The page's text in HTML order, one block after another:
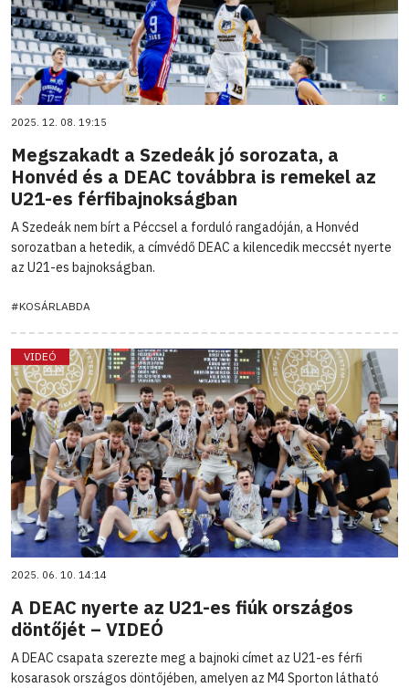
2025. 12. 08. 19:15
Megszakadt a Szedeák jó sorozata, a
Honvéd és a DEAC továbbra is remekel az
U21-es férfibajnokságban
A Szedeák nem bírt a Péccsel a forduló rangadóján, a Honvéd
sorozatban a hetedik, a címvédő DEAC a kilencedik meccsét nyerte
az U21-es bajnokságban.
#KOSÁRLABDA
VIDEÓ
2025. 06. 10. 14:14
A DEAC nyerte az U21-es fiúk országos
döntőjét – VIDEÓ
A DEAC csapata szerezte meg a bajnoki címet az U21-es férfi
kosarasok országos döntőjében, amelyen az M4 Sporton látható